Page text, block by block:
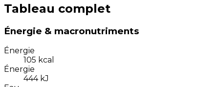
Tableau complet
Énergie & macronutriments
Énergie
105 kcal
Énergie
444 kJ